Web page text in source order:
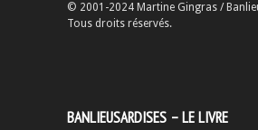
© 2001-2024 Martine Gingras /
Tous droits réservés.
BANLIEUSARDISES – LE LIVRE